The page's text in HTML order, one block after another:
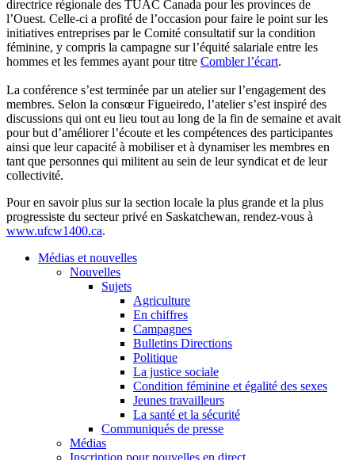
directrice régionale des TUAC Canada pour les provinces de
l’Ouest. Celle-ci a profité de l’occasion pour faire le point sur les
initiatives entreprises par le Comité consultatif sur la condition
féminine, y compris la campagne sur l’équité salariale entre les
hommes et les femmes ayant pour titre Combler l’écart.
La conférence s’est terminée par un atelier sur l’engagement des
membres. Selon la consœur Figueiredo, l’atelier s’est inspiré des
discussions qui ont eu lieu tout au long de la fin de semaine et avait
pour but d’améliorer l’écoute et les compétences des participantes
ainsi que leur capacité à mobiliser et à dynamiser les membres en
tant que personnes qui militent au sein de leur syndicat et de leur
collectivité.
Pour en savoir plus sur la section locale la plus grande et la plus
progressiste du secteur privé en Saskatchewan, rendez-vous à
www.ufcw1400.ca.
Médias et nouvelles
Nouvelles
Sujets
Agriculture
En chiffres
Campagnes
Bulletins Directions
Politique
La justice sociale
Condition féminine et égalité des sexes
Jeunes travailleurs
La santé et la sécurité
Communiqués de presse
Médias
Inscription pour nouvelles en direct